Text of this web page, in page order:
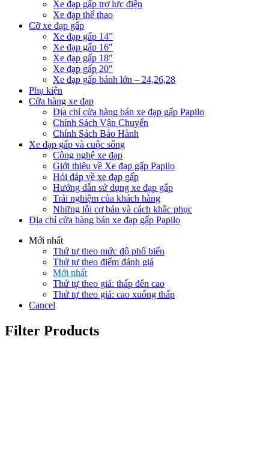
Xe đạp gấp trợ lực điện
Xe đạp thể thao
Cỡ xe đạp gấp
Xe đạp gấp 14”
Xe đạp gấp 16″
Xe đạp gấp 18″
Xe đạp gấp 20″
Xe đạp gấp bánh lớn – 24,26,28
Phụ kiện
Cửa hàng xe đạp
Địa chỉ cửa hàng bán xe đạp gấp Papilo
Chính Sách Vận Chuyển
Chính Sách Bảo Hành
Xe đạp gấp và cuộc sống
Công nghệ xe đạp
Giới thiệu về Xe đạp gấp Papilo
Hỏi đáp về xe đạp gấp
Hướng dẫn sử dụng xe đạp gấp
Trải nghiệm của khách hàng
Những lỗi cơ bản và cách khắc phục
Địa chỉ cửa hàng bán xe đạp gấp Papilo
Mới nhất
Thứ tự theo mức độ phổ biến
Thứ tự theo điểm đánh giá
Mới nhất
Thứ tự theo giá: thấp đến cao
Thứ tự theo giá: cao xuống thấp
Cancel
Filter Products